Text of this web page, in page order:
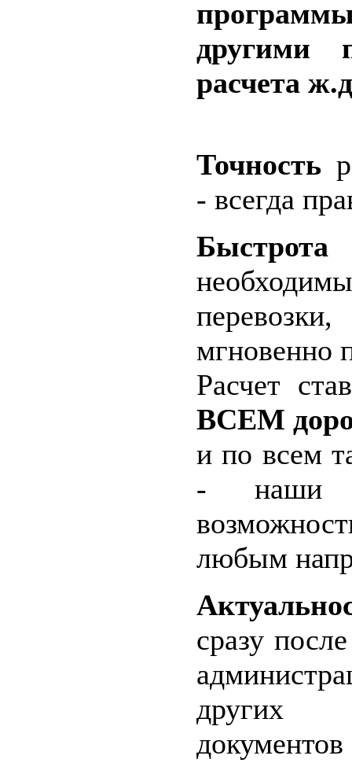
другими
расчета
Точность
- всегда
Быстрота
мгновенно
Расчет
ВСЕМ
и по всем
- наши
любым
сразу
других